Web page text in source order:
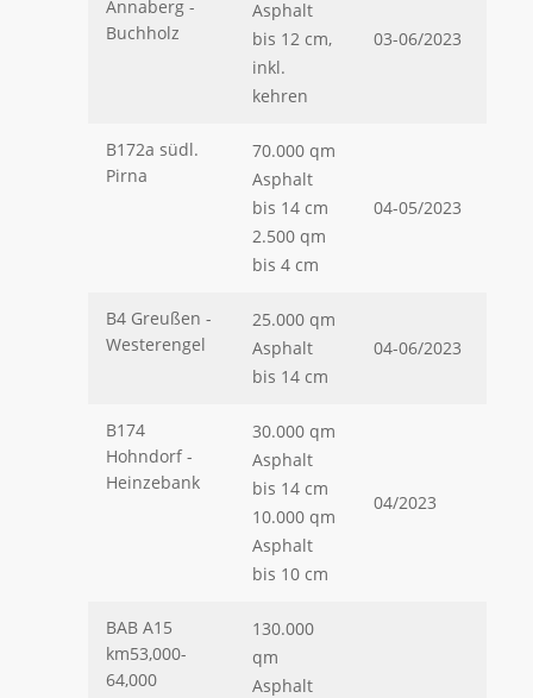
Annaberg -
Buchholz
Asphalt
bis 12 cm,
inkl.
kehren
03-06/2023
B172a südl.
Pirna
70.000 qm
Asphalt
bis 14 cm
2.500 qm
bis 4 cm
04-05/2023
B4 Greußen -
Westerengel
25.000 qm
Asphalt
bis 14 cm
04-06/2023
B174
Hohndorf -
Heinzebank
30.000 qm
Asphalt
bis 14 cm
10.000 qm
Asphalt
bis 10 cm
04/2023
BAB A15
km53,000-
64,000
130.000
qm
Asphalt